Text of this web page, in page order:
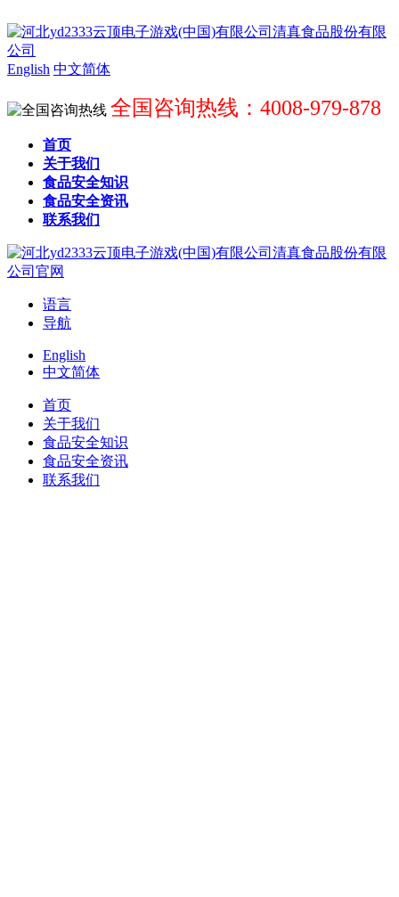
English 中文简体
全国咨询热线：4008-979-878
首页
关于我们
食品安全知识
食品安全资讯
联系我们
语言
导航
English
中文简体
首页
关于我们
食品安全知识
食品安全资讯
联系我们